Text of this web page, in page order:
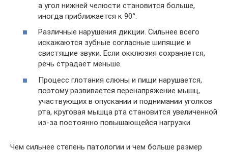
а угол нижней челюсти становится больше,
иногда приближается к 90°.
Различные нарушения дикции. Сильнее всего
искажаются зубные согласные шипящие и
свистящие звуки. Если окклюзия сохраняется,
речь страдает меньше.
Процесс глотания слюны и пищи нарушается,
поэтому развивается перенапряжение мышц,
участвующих в опускании и поднимании уголков
рта, круговая мышца рта становится увеличенной
из-за постоянно повышающейся нагрузки.
Чем сильнее степень патологии и чем больше размер